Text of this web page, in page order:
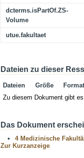
dcterms.isPartOf.ZS-
Volume
utue.fakultaet
Dateien zu dieser
Dateien Größe
Format
Zu diesem Dokument gibt
Das Dokument
4 Medizinische
Zur Kurzanzeige